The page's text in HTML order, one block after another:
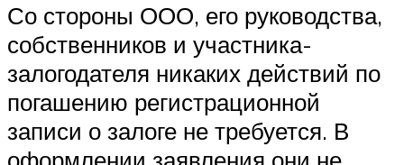
Со стороны ООО, его руководства,
собственников и участника-
залогодателя никаких действий по
погашению регистрационной
записи о залоге не требуется. В